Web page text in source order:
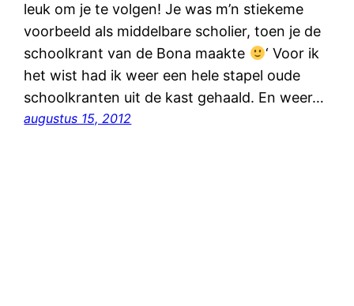
leuk om je te volgen! Je was m’n stiekeme
voorbeeld als middelbare scholier, toen je de
schoolkrant van de Bona maakte
‘ Voor ik
het wist had ik weer een hele stapel oude
schoolkranten uit de kast gehaald. En weer…
augustus 15, 2012